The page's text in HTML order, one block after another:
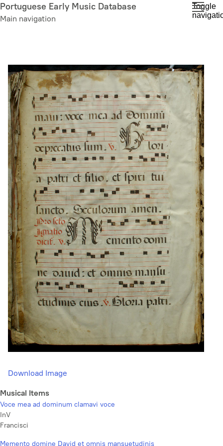
Skip
to
Portuguese Early Music Database
Main navigation
Toggle
Download Image
Musical Items
Voce mea ad dominum clamavi voce
InV
Francisci
Memento domine David et omnis mansuetudinis